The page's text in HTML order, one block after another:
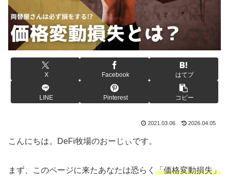
X Facebook はてブ
LINE Pinterest コピー
2021.03.06 2026.04.05
こんにちは。DeFi牧場のおーじぃです。
まず、このページに来たあなたは恐らく 「価格変動損失」